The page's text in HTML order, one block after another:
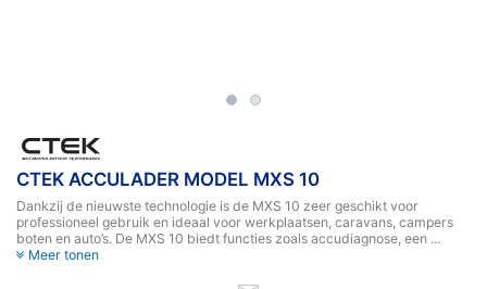
CTEK ACCULADER MODEL MXS 10
Dankzij de nieuwste technologie is de MXS 10 zeer geschikt voor
professioneel gebruik en ideaal voor werkplaatsen, caravans, campers
boten en auto’s. De MXS 10 biedt functies zoals accudiagnose, een ...
Meer tonen